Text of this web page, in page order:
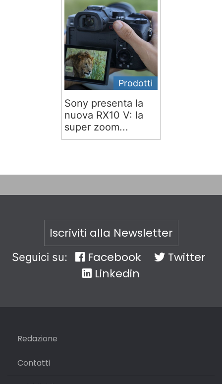
Prodotti
Sony presenta la
nuova RX10 V: la
super zoom...
Iscriviti alla Newsletter
Seguici su: Facebook
Twitter
Linkedin
Redazione
Contatti